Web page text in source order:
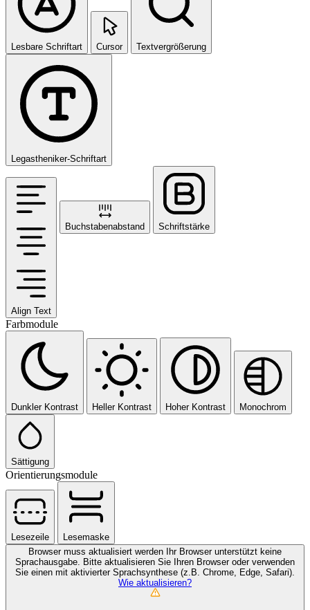
Lesbare Schriftart Cursor Textvergrößerung
Legastheniker-Schriftart
Align Text
Buchstabenabstand Schriftstärke
Farbmodule
Dunkler Kontrast Heller Kontrast Hoher Kontrast Monochrom
Sättigung
Orientierungsmodule
Lesezeile
Lesemaske
Browser muss aktualisiert werden
Ihr Browser unterstützt keine
Sprachausgabe. Bitte aktualisieren Sie Ihren Browser oder verwenden
Sie einen mit aktivierter Sprachsynthese (z.B. Chrome, Edge, Safari).
Wie aktualisieren?